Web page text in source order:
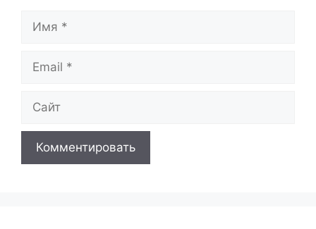
Имя
Email
Сайт